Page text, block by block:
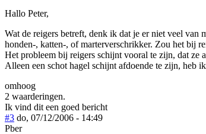
Hallo Peter,
Wat de reigers betreft, denk ik dat je er niet veel van
honden-, katten-, of marterverschrikker. Zou het bij
Het probleem bij reigers schijnt vooral te zijn, dat ze
Alleen een schot hagel schijnt afdoende te zijn, heb
omhoog
2 waarderingen.
Ik vind dit een goed bericht
#3 do, 07/12/2006 - 14:49
Pber